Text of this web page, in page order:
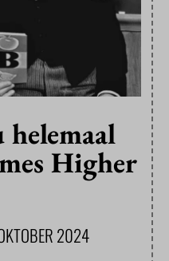
Higher
2024